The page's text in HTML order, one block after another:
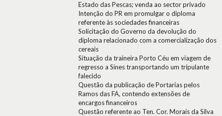
Estado das Pescas; venda ao sector privado
Intenção do PR em promulgar o diploma
referente às sociedades financeiras
Solicitação do Governo da devolução do
diploma relacionado com a comercialização dos
cereais
Situação da traineira Porto Céu em viagem de
regresso a Sines transportando um tripulante
falecido
Questão da publicação de Portarias pelos
Ramos das FA, contendo extensões de
encargos financeiros
Questão referente ao Ten. Cor. Morais da Silva